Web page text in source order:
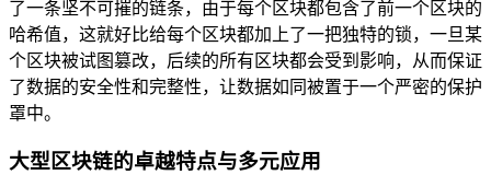
了一条坚不可摧的链条，由于每个区块都包含了前一个区块的
哈希值，这就好比给每个区块都加上了一把独特的锁，一旦某
个区块被试图篡改，后续的所有区块都会受到影响，从而保证
了数据的安全性和完整性，让数据如同被置于一个严密的保护
罩中。
大型区块链的卓越特点与多元应用